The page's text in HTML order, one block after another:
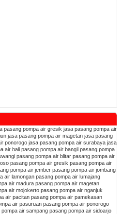
pasang pompa air gresik jasa pasang pompa air
jasa pasang pompa air magetan jasa pasang
ponorogo jasa pasang pompa air surabaya jasa
air bali pasang pompa air bangil pasang pompa
pasang pompa air blitar pasang pompa air
pasang pompa air gresik pasang pompa air
pompa air jember pasang pompa air jombang
air lamongan pasang pompa air lumajang
air madura pasang pompa air magetan
air mojokerto pasang pompa air nganjuk
air pacitan pasang pompa air pamekasan
air pasuruan pasang pompa air ponorogo
pompa air sampang pasang pompa air sidoarjo